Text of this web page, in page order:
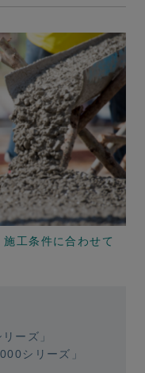
工条件に合わせて
ーズ」
シリーズ」